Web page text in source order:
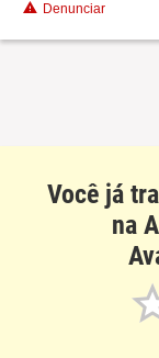
Denunciar
Você já
na